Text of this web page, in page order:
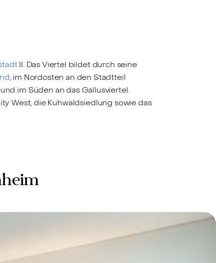
II. Das Viertel bildet durch seine
, im Nordosten an den Stadtteil
im Süden an das Gallusviertel.
West, die Kuhwaldsiedlung sowie das